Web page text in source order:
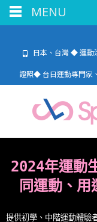
日本、台灣 ◆ 運動
證照◆ 台日運動專門家
2024年運
同運動、
提供初學、中階運動體驗
MENU